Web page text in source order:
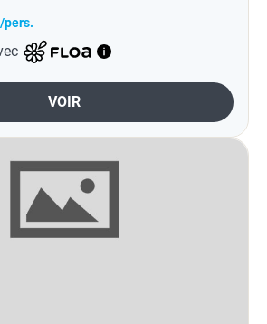
/pers.
VOIR